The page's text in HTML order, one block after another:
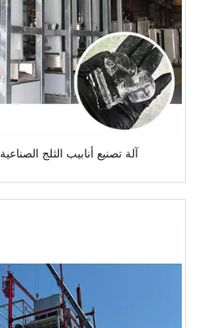
آلة تصنيع أنابيب الثلج الصناعية ICESTA 10-25 طن